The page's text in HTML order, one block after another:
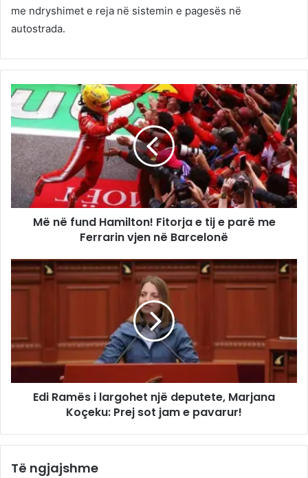
me ndryshimet e reja në sistemin e pagesës në
autostrada.
Më në fund Hamilton! Fitorja e tij e parë me
Ferrarin vjen në Barcelonë
Edi Ramës i largohet një deputete, Marjana
Koçeku: Prej sot jam e pavarur!
Të ngjajshme